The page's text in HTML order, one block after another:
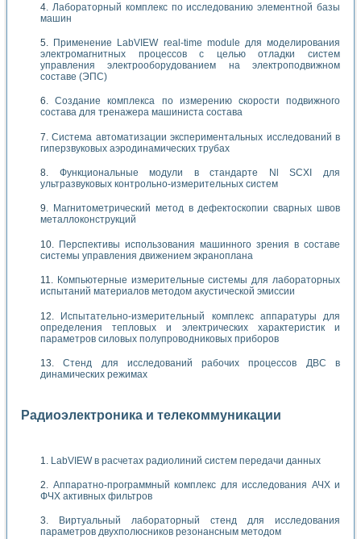
Лабораторный комплекс по исследованию элементной базы
машин
Применение LabVIEW real-time module для моделирования
электромагнитных процессов с целью отладки систем
управления электрооборудованием на электроподвижном
составе (ЭПС)
Создание комплекса по измерению скорости подвижного
состава для тренажера машиниста состава
Система автоматизации экспериментальных исследований в
гиперзвуковых аэродинамических трубах
Функциональные модули в стандарте Nl SCXI для
ультразвуковых контрольно-измерительных систем
Магнитометрический метод в дефектоскопии сварных швов
металлоконструкций
Перспективы использования машинного зрения в составе
системы управления движением экраноплана
Компьютерные измерительные системы для лабораторных
испытаний материалов методом акустической эмиссии
Испытательно-измерительный комплекс аппаратуры для
определения тепловых и электрических характеристик и
параметров силовых полупроводниковых приборов
Стенд для исследований рабочих процессов ДВС в
динамических режимах
Радиоэлектроника и телекоммуникации
LabVIEW в расчетах радиолиний систем передачи данных
Аппаратно-программный комплекс для исследования АЧХ и
ФЧХ активных фильтров
Виртуальный лабораторный стенд для исследования
параметров двухполюсников резонансным методом